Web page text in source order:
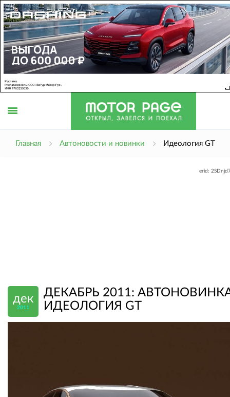
Главная Автоновости и новинки Идеология GT
erid:
дек
2011
ДЕКАБРЬ 2011:
ИДЕОЛОГИЯ GT